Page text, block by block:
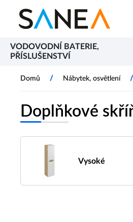
VODOVODNÍ BATERIE,
PŘÍSLUŠENSTVÍ
Domů / Nábytek, osvětlení /
Doplňkové
Vysoké